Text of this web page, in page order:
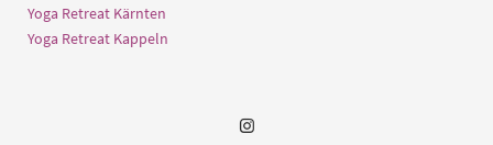
Yoga Retreat Kärnten
Yoga Retreat Kappeln